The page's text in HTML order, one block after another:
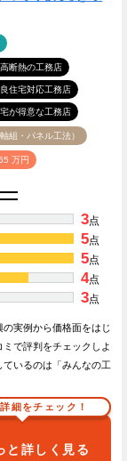
断熱の工務店
住宅対応工務店
が得意な工務店
組・パネル工法）
万円
3点
5点
5点
4点
3点
実例から価格面をはじ
で評判をチェックしよ
いるのは「みんなの工
細をチェック！
と詳しく見る